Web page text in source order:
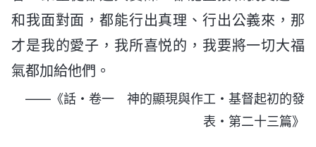
和我面對面，都能行出真理、行出公義來，那
才是我的愛子，我所喜悦的，我要將一切大福
氣都加給他們。
——《話・卷一 神的顯現與作工・基督起初的發
表・第二十三篇》